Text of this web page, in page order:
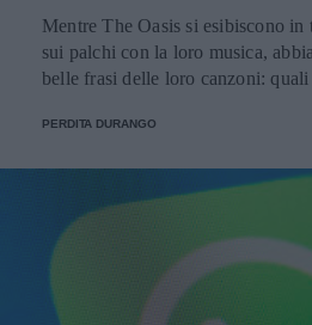
Mentre The Oasis si esibiscono
sui palchi con la loro musica,
belle frasi delle loro canzoni: quali
PERDITA DURANGO